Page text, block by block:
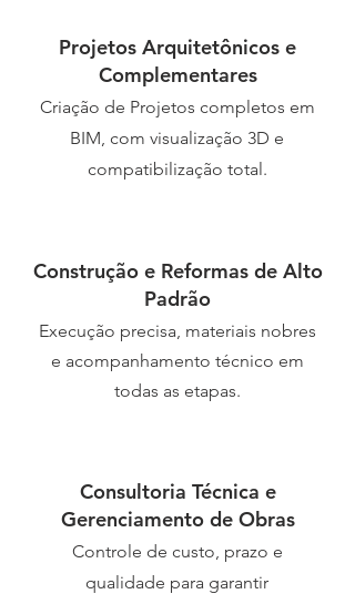
Projetos Arquitetônicos e
Complementares
Criação de Projetos completos em
BIM, com visualização 3D e
compatibilização total.
Construção e Reformas de Alto
Padrão
Execução precisa, materiais nobres
e acompanhamento técnico em
todas as etapas.
Consultoria Técnica e
Gerenciamento de Obras
Controle de custo, prazo e
qualidade para garantir